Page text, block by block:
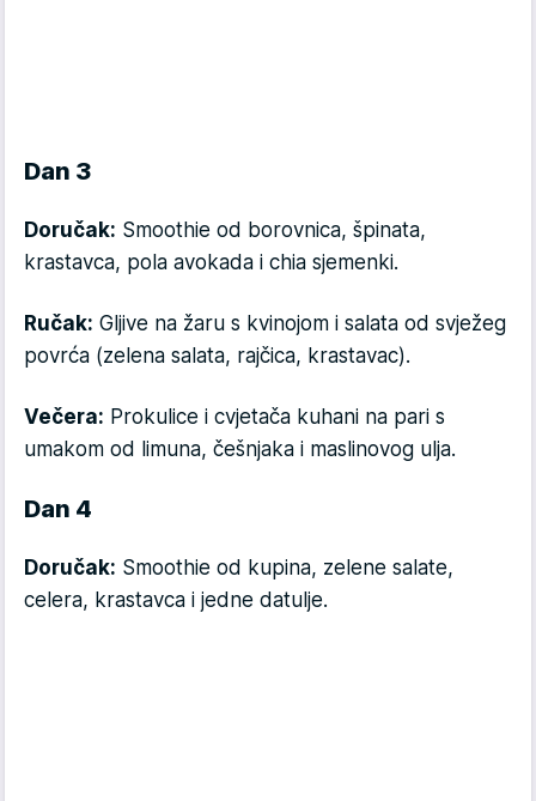
Dan 3
Doručak: Smoothie od borovnica, špinata,
krastavca, pola avokada i chia sjemenki.
Ručak: Gljive na žaru s kvinojom i salata od svježeg
povrća (zelena salata, rajčica, krastavac).
Večera: Prokulice i cvjetača kuhani na pari s
umakom od limuna, češnjaka i maslinovog ulja.
Dan 4
Doručak: Smoothie od kupina, zelene salate,
celera, krastavca i jedne datulje.